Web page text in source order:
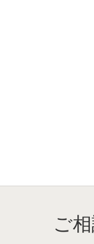
ご